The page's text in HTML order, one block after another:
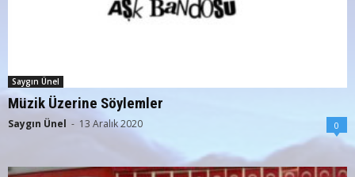
Saygın Ünel
Müzik Üzerine Söylemler
Saygın Ünel - 13 Aralık 2020 0